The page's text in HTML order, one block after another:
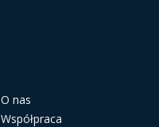
O nas
Współpraca